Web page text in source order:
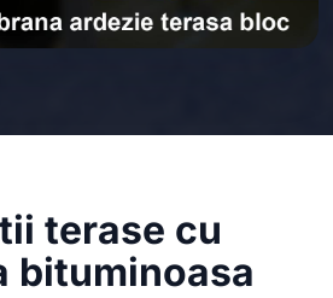
terase cu
bituminoasa